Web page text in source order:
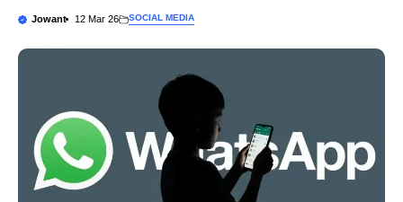
Jowant 12 Mar 26 SOCIAL MEDIA